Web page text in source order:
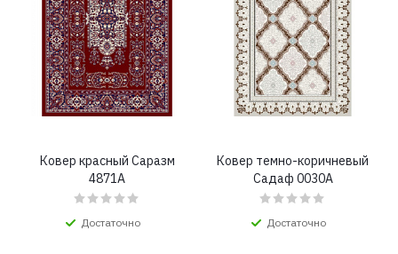
Ковер красный Саразм
4871A
Достаточно
Ковер темно-коричневый
Садаф 0030A
Достаточно